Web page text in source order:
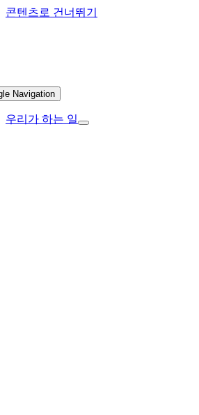
콘텐츠로 건너뛰기
Navigation
우리가 하는 일